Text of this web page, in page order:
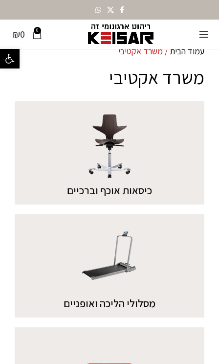
פתח
0
₪0
עמוד הבית משרד אקטיבי
משרד אקטיבי
כיסאות אוכף וברכיים
מסלולי הליכה ואופניים